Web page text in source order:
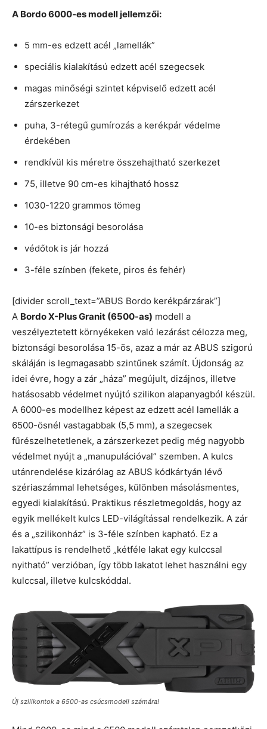
A Bordo 6000-es modell jellemzői:
5 mm-es edzett acél „lamellák”
speciális kialakítású edzett acél szegecsek
magas minőségi szintet képviselő edzett acél
zárszerkezet
puha, 3-rétegű gumírozás a kerékpár védelme
érdekében
rendkívül kis méretre összehajtható szerkezet
75, illetve 90 cm-es kihajtható hossz
1030-1220 grammos tömeg
10-es biztonsági besorolása
védőtok is jár hozzá
3-féle színben (fekete, piros és fehér)
[divider scroll_text=”ABUS Bordo kerékpárzárak”]
A Bordo X-Plus Granit (6500-as) modell a
veszélyeztetett környékeken való lezárást célozza meg,
biztonsági besorolása 15-ös, azaz a már az ABUS szigorú
skáláján is legmagasabb szintűnek számít. Újdonság az
idei évre, hogy a zár „háza” megújult, dizájnos, illetve
hatásosabb védelmet nyújtó szilikon alapanyagból készül.
A 6000-es modellhez képest az edzett acél lamellák a
6500-ösnél vastagabbak (5,5 mm), a szegecsek
fűrészelhetetlenek, a zárszerkezet pedig még nagyobb
védelmet nyújt a „manupulációval” szemben. A kulcs
utánrendelése kizárólag az ABUS kódkártyán lévő
szériaszámmal lehetséges, különben másolásmentes,
egyedi kialakítású. Praktikus részletmegoldás, hogy az
egyik mellékelt kulcs LED-világítással rendelkezik. A zár
és a „szilikonház” is 3-féle színben kapható. Ez a
lakattípus is rendelhető „kétféle lakat egy kulccsal
nyitható” verzióban, így több lakatot lehet használni egy
kulccsal, illetve kulcskóddal.
Új szilikontok a 6500-as csúcsmodell számára!